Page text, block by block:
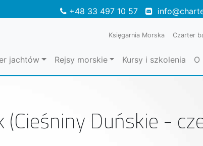
+48 33 497 10 57
Księgarnia Morska Czarter
jachtów Rejsy morskie Kursy i szkolenia O
(Cieśniny Duńskie -